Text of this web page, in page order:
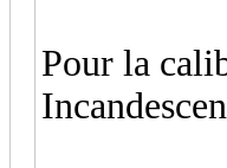
Pour la